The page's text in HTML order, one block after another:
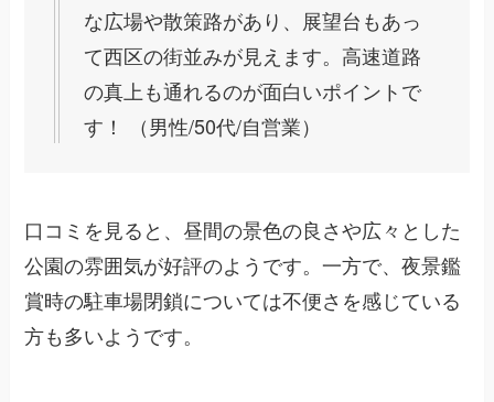
な広場や散策路があり、展望台もあっ
て西区の街並みが見えます。高速道路
の真上も通れるのが面白いポイントで
す！ （男性/50代/自営業）
口コミを見ると、昼間の景色の良さや広々とした
公園の雰囲気が好評のようです。一方で、夜景鑑
賞時の駐車場閉鎖については不便さを感じている
方も多いようです。